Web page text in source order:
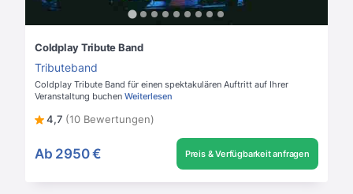
Coldplay Tribute Band
Tributeband
Coldplay Tribute Band für einen spektakulären Auftritt auf Ihrer
Veranstaltung buchen Weiterlesen
4,7 (10 Bewertungen)
Ab 2950 € Preis & Verfügbarkeit anfragen